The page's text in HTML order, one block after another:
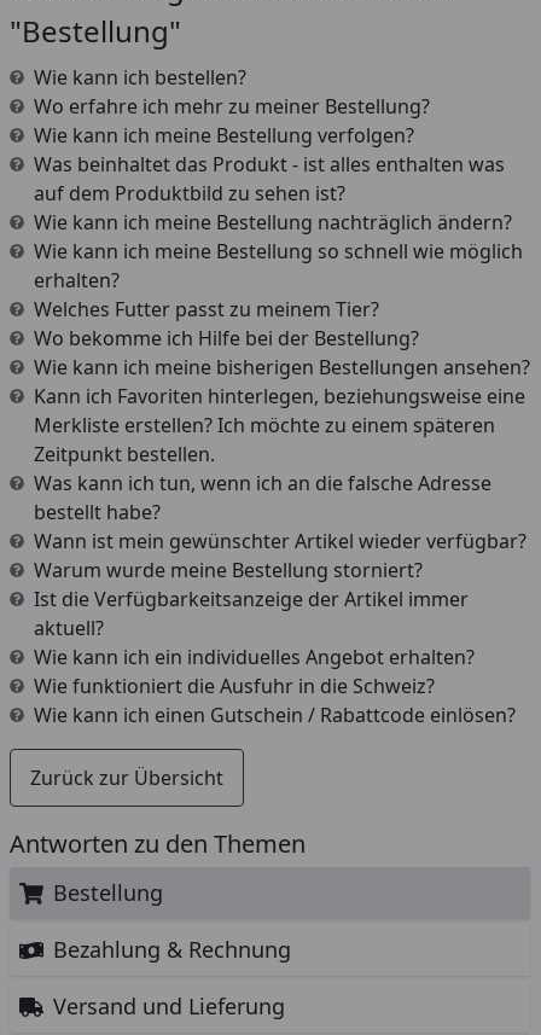
Antworten zu den Themen
Bestellung
Bezahlung & Rechnung
Versand und Lieferung
"Bestellung"
Wie kann ich bestellen?
Wo erfahre ich mehr zu meiner Bestellung?
Wie kann ich meine Bestellung verfolgen?
Was beinhaltet das Produkt - ist alles enthalten was
auf dem Produktbild zu sehen ist?
Wie kann ich meine Bestellung nachträglich ändern?
Wie kann ich meine Bestellung so schnell wie möglich
erhalten?
Welches Futter passt zu meinem Tier?
Wo bekomme ich Hilfe bei der Bestellung?
Wie kann ich meine bisherigen Bestellungen ansehen?
Kann ich Favoriten hinterlegen, beziehungsweise eine
Merkliste erstellen? Ich möchte zu einem späteren
Zeitpunkt bestellen.
Was kann ich tun, wenn ich an die falsche Adresse
bestellt habe?
Wann ist mein gewünschter Artikel wieder verfügbar?
Warum wurde meine Bestellung storniert?
Ist die Verfügbarkeitsanzeige der Artikel immer
aktuell?
Wie kann ich ein individuelles Angebot erhalten?
Wie funktioniert die Ausfuhr in die Schweiz?
Wie kann ich einen Gutschein / Rabattcode einlösen?
Zurück zur Übersicht